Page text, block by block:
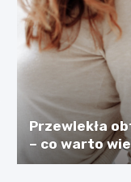
Przewlekła
– co warto